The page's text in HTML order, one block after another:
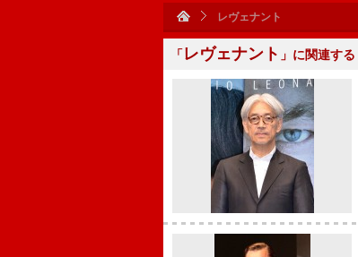
レヴェナント
「レヴェナント 」に関連する